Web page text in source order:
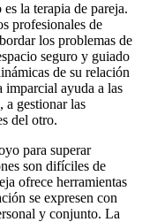
la terapia de pareja.
profesionales de
los problemas de
seguro y guiado
de su relación
imparcial ayuda a las
a gestionar las
del otro.
para superar
son difíciles de
ofrece herramientas
se expresen con
y conjunto. La